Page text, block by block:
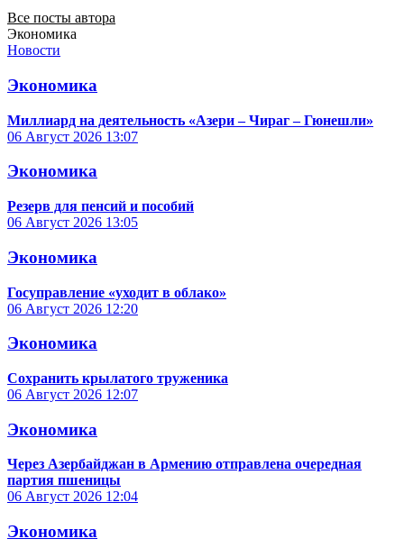
Все посты автора
Экономика
Новости
Экономика
Миллиард на деятельность «Азери – Чираг – Гюнешли»
06 Август 2026 13:07
Экономика
Резерв для пенсий и пособий
06 Август 2026 13:05
Экономика
Госуправление «уходит в облако»
06 Август 2026 12:20
Экономика
Сохранить крылатого труженика
06 Август 2026 12:07
Экономика
Через Азербайджан в Армению отправлена очередная
партия пшеницы
06 Август 2026 12:04
Экономика